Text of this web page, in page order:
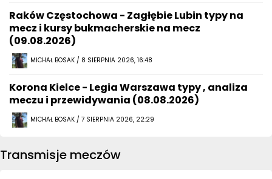
Raków Częstochowa - Zagłębie Lubin typy na
mecz i kursy bukmacherskie na mecz
(09.08.2026)
MICHAŁ BOSAK / 8 SIERPNIA 2026, 16:48
Korona Kielce - Legia Warszawa typy , analiza
meczu i przewidywania (08.08.2026)
MICHAŁ BOSAK / 7 SIERPNIA 2026, 22:29
Transmisje meczów